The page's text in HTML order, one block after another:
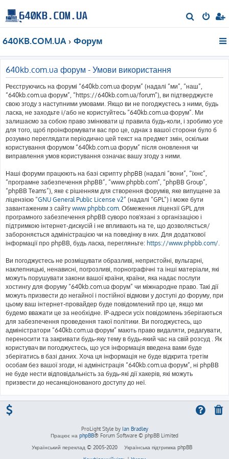
о
640KB.COM.UA Форум
640kb.com.ua форум - Умови використання
Реєструючись на форумі “640kb.com.ua форум” (надалі “ми”, “наш”,
“640kb.com.ua форум”, “https://640kb.com.ua/forum”), ви підтверджуєте
свою згоду з наступними умовами. Якщо ви не погоджуєтесь з ними, будь
ласка, не заходьте і/або не користуйтесь “640kb.com.ua форум”. Ми
залишаємо за собою право змінювати ці правила будь-коли, і зробимо усе
для того, щоб проінформувати вас про це, однак з вашої сторони було б
розумно переглядати періодично цей текст на предмет змін, оскільки
користування форумом “640kb.com.ua форум” після оновлення чи
виправлення умов користування означає вашу згоду з ними.
Наші форуми працюють на базі скрипту phpBB (надалі “вони”, “їхнє”,
“програмне забезпечення phpBB”, “www.phpbb.com”, “phpBB Group”,
“phpBB Teams”), яке є рішенням для створення форумів, яке випущене за
ліцензією “GNU General Public License v2” (надалі “GPL”) і може бути
завантаженим з сайту www.phpbb.com. Обмеження ліцензії GPL для
програмного забезпечення phpBB суворо пов'язані з організацією і
підтримкою інтернет-дискусій і не впливають на те, що дозволяється/
забороняється адміністрацією чи на поведінку в них. Для додаткової
інформації про phpBB, будь ласка, перегляньте: https://www.phpbb.com/.
Ви погоджуєтесь не розміщувати образливі, непристойні, вульгарні,
наклепницькі, ненависні, погрозливі, порнографічні та інші матеріали, які
можуть порушувати закони вашої країни, країни, яка надає послуги
хостингу для форуму “640kb.com.ua форум” чи міжнародне право. Такі дії
можуть призвести до негайної і постійної відмови у доступі до форуму, при
цьому ваш інтернет-провайдер буде повідомлений про це, якщо ми
будемо вважати це за необхідне. IP-адреси усіх повідомлень зберігаються
для забезпечення проведення такої політики. Ви погоджуєтесь, що
адміністратори “640kb.com.ua форум” мають право видаляти, редагувати,
переносити та закривати будь-яку тему в будь-який час на свій розсуд . Як
користувач ви погоджуєтесь, що уся інформація введена вами буде
зберігатись в базі даних. Хоча ця інформація не буде відкрита третім
особам без вашої згоди, ні адміністрація “640kb.com.ua форум”, ні phpBB
не буде нести відповідальність за будь-які дії хакерів, які можуть
призвести до несанкціонованого доступу до неї.
ProLight Style by Ian Bradley
Працює на phpBB® Forum Software © phpBB Limited
Український переклад © 2005-2020
Українська підтримка phpBB